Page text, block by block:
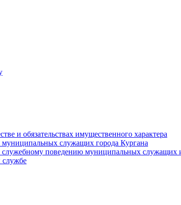
и обязательствах имущественного характера
служащих города Кургана
поведению муниципальных служащих
службе